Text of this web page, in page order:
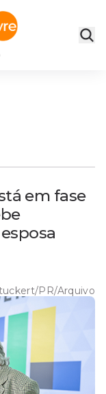
em fase
PR/Arquivo